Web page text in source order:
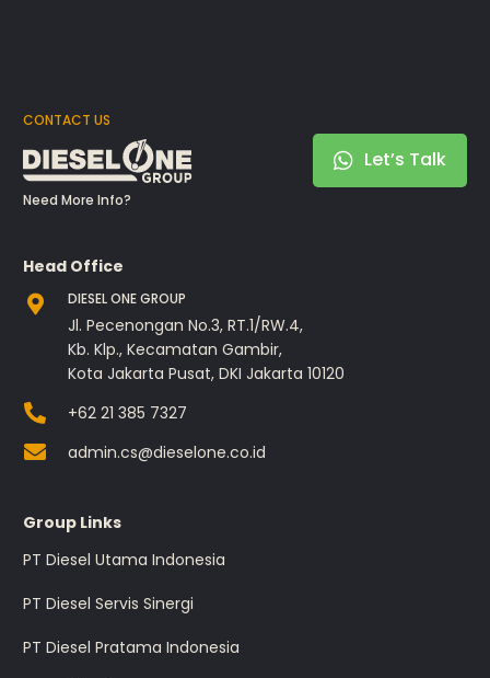
CONTACT US
Need More Info?
Let’s Talk
Head Office
DIESEL ONE GROUP
Jl. Pecenongan No.3, RT.1/RW.4,
Kb. Klp., Kecamatan Gambir,
Kota Jakarta Pusat, DKI Jakarta 10120
+62 21 385 7327
admin.cs@dieselone.co.id
Group Links
PT Diesel Utama Indonesia
PT Diesel Servis Sinergi
PT Diesel Pratama Indonesia